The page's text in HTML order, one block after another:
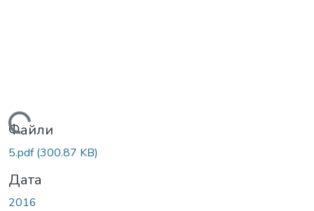
Файли
5.pdf(300.87 KB)
Дата
2016